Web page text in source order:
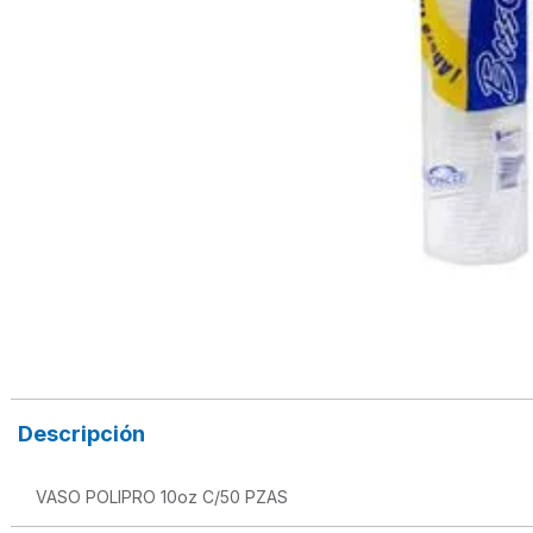
Descripción
VASO POLIPRO 10oz C/50 PZAS